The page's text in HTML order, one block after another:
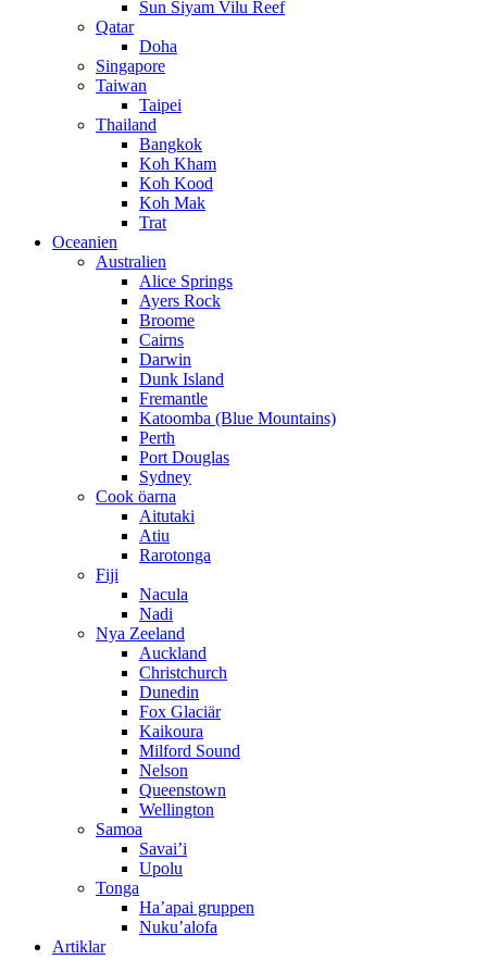
Sun Siyam Vilu Reef
Qatar
Doha
Singapore
Taiwan
Taipei
Thailand
Bangkok
Koh Kham
Koh Kood
Koh Mak
Trat
Oceanien
Australien
Alice Springs
Ayers Rock
Broome
Cairns
Darwin
Dunk Island
Fremantle
Katoomba (Blue Mountains)
Perth
Port Douglas
Sydney
Cook öarna
Aitutaki
Atiu
Rarotonga
Fiji
Nacula
Nadi
Nya Zeeland
Auckland
Christchurch
Dunedin
Fox Glaciär
Kaikoura
Milford Sound
Nelson
Queenstown
Wellington
Samoa
Savai’i
Upolu
Tonga
Ha’apai gruppen
Nuku’alofa
Artiklar